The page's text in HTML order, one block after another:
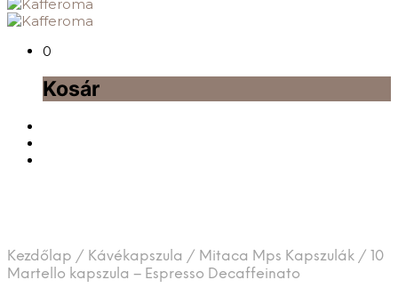
0
Kosár
Kezdőlap / Kávékapszula / Mitaca Mps Kapszulák / 10
Martello kapszula – Espresso Decaffeinato